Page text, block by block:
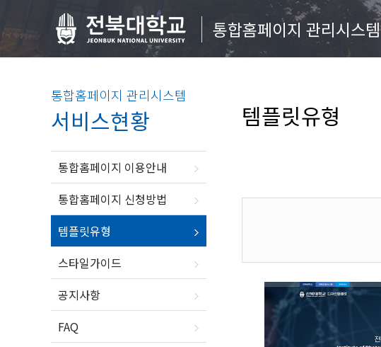
통합홈페이지 관리시스템
통합홈페이지 관리시스템
서비스현황
통합홈페이지 이용안내
통합홈페이지 신청방법
템플릿유형
스타일가이드
공지사항
FAQ
템플릿유형